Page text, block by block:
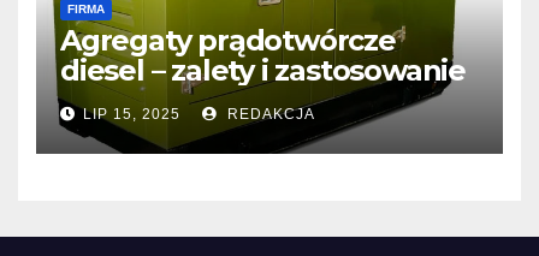
FIRMA
Agregaty prądotwórcze
diesel – zalety i zastosowanie
LIP 15, 2025 REDAKCJA